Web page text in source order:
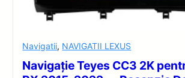
Navigatii, NAVIGATII LEXUS
Navigație Teyes CC3 2K